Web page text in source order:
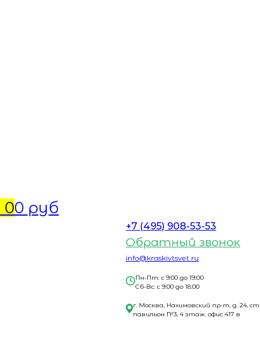
00 руб
+7 (495) 908-53-53
Обратный звонок
info@kraskivtsvet.ru
Пн-Пт: с 9:00 до 19:00
Сб-Вс: с 9:00 до 18:00
г. Москва, Нахимовский пр-т, д. 24,
павильон №3, 4 этаж. офис 417 в